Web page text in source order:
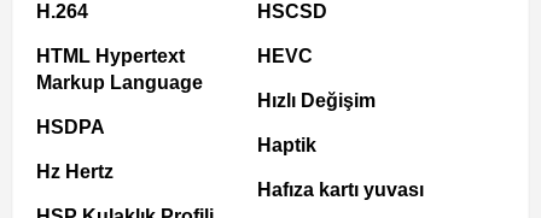
H.264
HTML Hypertext
Markup Language
HSDPA
Hz Hertz
HSCSD
HEVC
Hızlı Değişim
Haptik
Hafıza kartı yuvası